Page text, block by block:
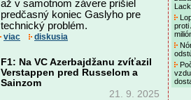
až v samotnom závere prišiel
predčasný koniec Gaslyho pre
technický problém.
viac diskusia
F1: Na VC Azerbajdžanu zvíťazil
Verstappen pred Russelom a
Sainzom
21. 9. 2025
proti